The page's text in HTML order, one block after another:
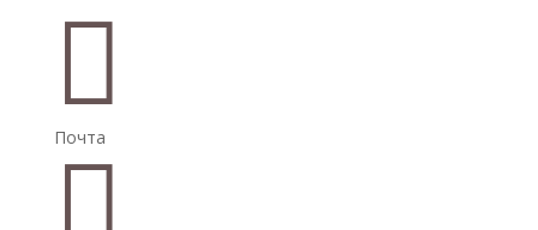

Почта